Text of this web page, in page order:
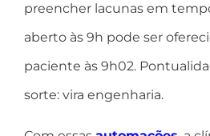
preencher lacunas em
aberto às 9h pode ser
paciente às 9h02.
sorte: vira engenharia.